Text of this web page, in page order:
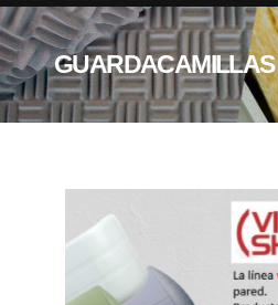
GUARDACAMILLAS